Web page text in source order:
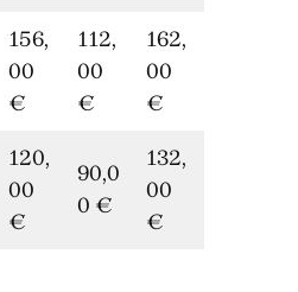
156,
00
€
112,
00
€
162,
00
€
120,
00
€
90,0
0 €
132,
00
€